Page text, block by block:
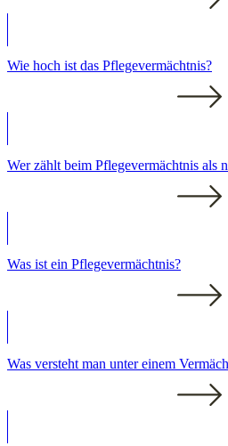
Wie hoch ist das Pflegevermächtnis?
Wer zählt beim Pflegevermächtnis als
Was ist ein Pflegevermächtnis?
Was versteht man unter einem